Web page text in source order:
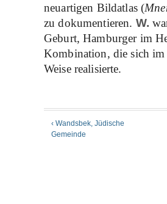
neuartigen Bildatlas (
zu dokumentieren. W.
Geburt, Hamburger im
Kombination, die sich im
Weise realisierte.
‹ Wandsbek, Jüdische
Gemeinde